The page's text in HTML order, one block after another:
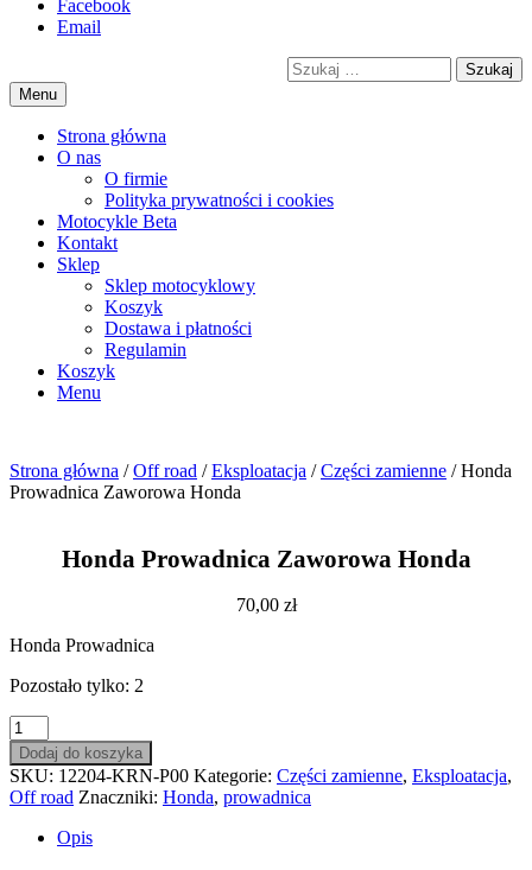
Przejdź
motorex
akcesoria motocyklowe
Facebook
Email
Szukaj
Menu
Strona główna
O nas
O firmie
Polityka prywatności i cookies
Motocykle Beta
Kontakt
Sklep
Sklep motocyklowy
Koszyk
Dostawa i płatności
Regulamin
Menu
Strona główna /Off road /Eksploatacja /Części zamienne / Honda
Prowadnica Zaworowa Honda
Honda Prowadnica Zaworowa Honda
70,00 zł
Honda Prowadnica
Pozostało tylko: 2
ilość
Honda
Prowadnica
Zaworowa
Honda
Dodaj do koszyka
SKU: 12204-KRN-P00 Kategorie: Części zamienne, Eksploatacja,
Off road Znaczniki: Honda, prowadnica
Opis